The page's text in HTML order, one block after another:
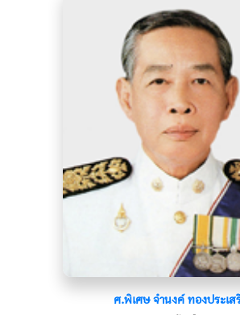
ศ.พิเศษ จำนงค์ ทองประเส